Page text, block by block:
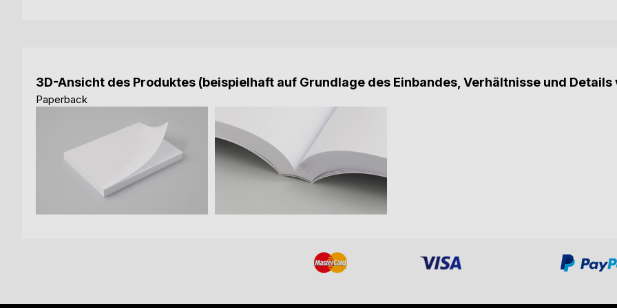
3D-Ansicht des Produktes (beispielhaft auf Grundlage des Einbandes, Verhältnisse und
Paperback